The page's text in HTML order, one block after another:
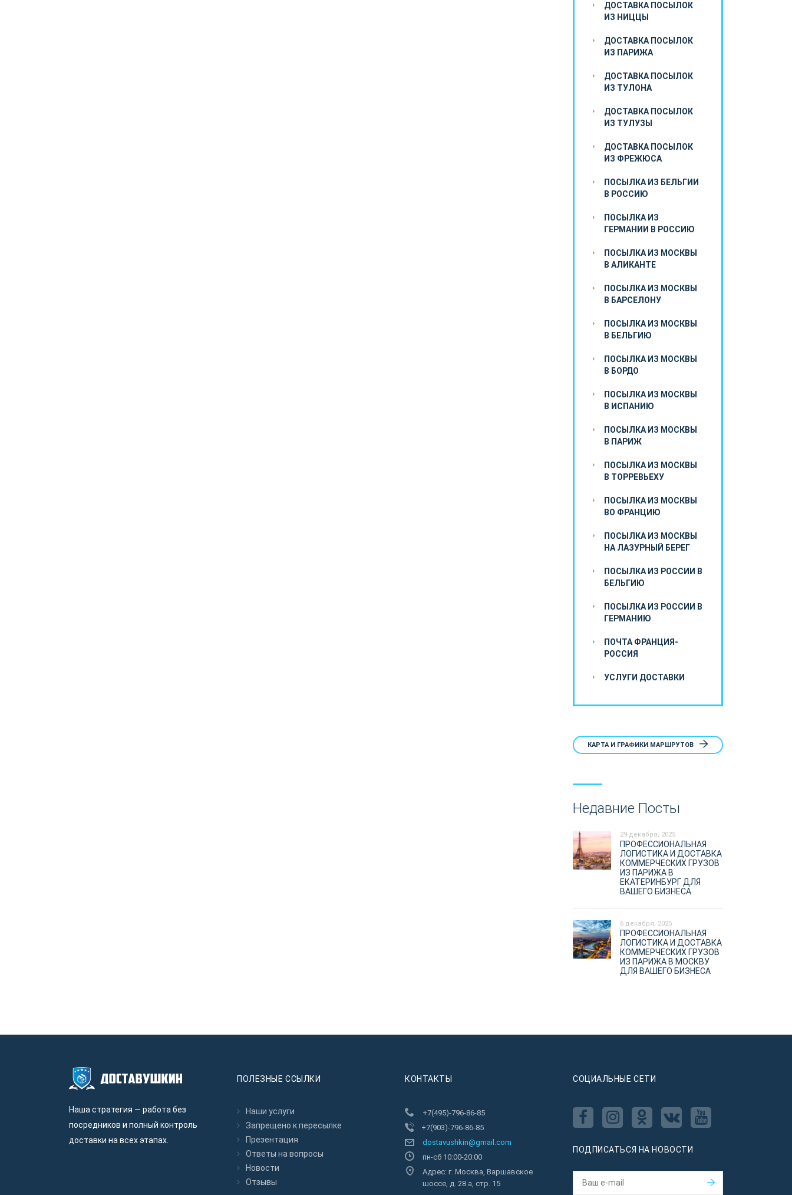
ДОСТАВКА ПОСЫЛОК
ИЗ НИЦЦЫ
ДОСТАВКА ПОСЫЛОК
ИЗ ПАРИЖА
ДОСТАВКА ПОСЫЛОК
ИЗ ТУЛОНА
ДОСТАВКА ПОСЫЛОК
ИЗ ТУЛУЗЫ
ДОСТАВКА ПОСЫЛОК
ИЗ ФРЕЖЮСА
ПОСЫЛКА ИЗ БЕЛЬГИИ
В РОССИЮ
ПОСЫЛКА ИЗ
ГЕРМАНИИ В РОССИЮ
ПОСЫЛКА ИЗ МОСКВЫ
В АЛИКАНТЕ
ПОСЫЛКА ИЗ МОСКВЫ
В БАРСЕЛОНУ
ПОСЫЛКА ИЗ МОСКВЫ
В БЕЛЬГИЮ
ПОСЫЛКА ИЗ МОСКВЫ
В БОРДО
ПОСЫЛКА ИЗ МОСКВЫ
В ИСПАНИЮ
ПОСЫЛКА ИЗ МОСКВЫ
В ПАРИЖ
ПОСЫЛКА ИЗ МОСКВЫ
В ТОРРЕВЬЕХУ
ПОСЫЛКА ИЗ МОСКВЫ
ВО ФРАНЦИЮ
ПОСЫЛКА ИЗ МОСКВЫ
НА ЛАЗУРНЫЙ БЕРЕГ
ПОСЫЛКА ИЗ РОССИИ В
БЕЛЬГИЮ
ПОСЫЛКА ИЗ РОССИИ В
ГЕРМАНИЮ
ПОЧТА ФРАНЦИЯ-
РОССИЯ
УСЛУГИ ДОСТАВКИ
КАРТА И ГРАФИКИ МАРШРУТОВ
Недавние Посты
29 декабря, 2025
ПРОФЕССИОНАЛЬНАЯ
ЛОГИСТИКА И ДОСТАВКА
КОММЕРЧЕСКИХ ГРУЗОВ
ИЗ ПАРИЖА В
ЕКАТЕРИНБУРГ ДЛЯ
ВАШЕГО БИЗНЕСА
6 декабря, 2025
ПРОФЕССИОНАЛЬНАЯ
ЛОГИСТИКА И ДОСТАВКА
КОММЕРЧЕСКИХ ГРУЗОВ
ИЗ ПАРИЖА В МОСКВУ
ДЛЯ ВАШЕГО БИЗНЕСА
Наша стратегия — работа без
посредников и полный контроль
доставки на всех этапах.
ПОЛЕЗНЫЕ ССЫЛКИ
Наши услуги
Запрещено к пересылкe
Презентация
Ответы на вопросы
Новости
Отзывы
КОНТАКТЫ
+7(495)-796-86-85
+7(903)-796-86-85
dostavushkin@gmail.com
пн-сб 10:00-20:00
Адрес: г. Москва, Варшавское
шоссе, д. 28 а, стр. 15
CОЦИАЛЬНЫЕ СЕТИ
ПОДПИСАТЬСЯ НА НОВОСТИ